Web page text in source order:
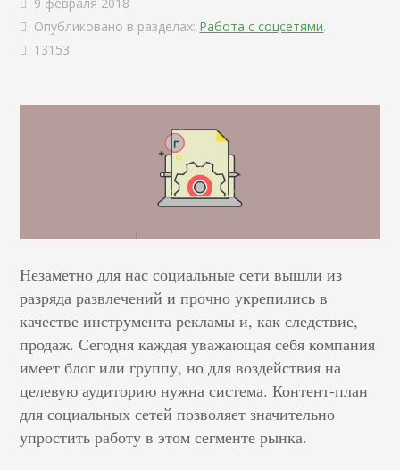
Опубликовано в разделах: Работа с соцсетями.
13153
Незаметно для нас социальные сети вышли из
разряда развлечений и прочно укрепились в
качестве инструмента рекламы и, как следствие,
продаж. Сегодня каждая уважающая себя компания
имеет блог или группу, но для воздействия на
целевую аудиторию нужна система. Контент-план
для социальных сетей позволяет значительно
упростить работу в этом сегменте рынка.